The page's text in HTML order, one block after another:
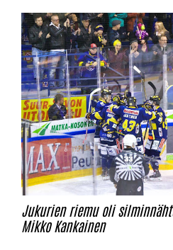
Jukurien riemu oli
Mikko Kankainen